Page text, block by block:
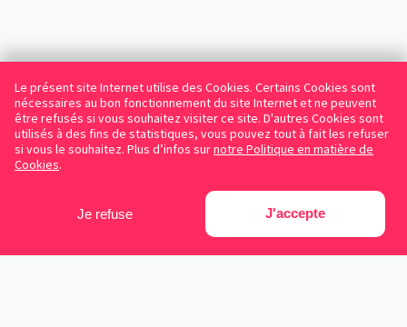
Le présent site Internet utilise des Cookies. Certains Cookies sont
nécessaires au bon fonctionnement du site Internet et ne peuvent
être refusés si vous souhaitez visiter ce site. D'autres Cookies sont
utilisés à des fins de statistiques, vous pouvez tout à fait les refuser
si vous le souhaitez. Plus d’infos surnotre Politique en matière de
Cookies.
Je refuse J'accepte